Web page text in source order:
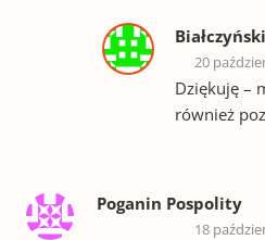
Białczyński
20
Dziękuję –
również
Poganin Pospolity
18